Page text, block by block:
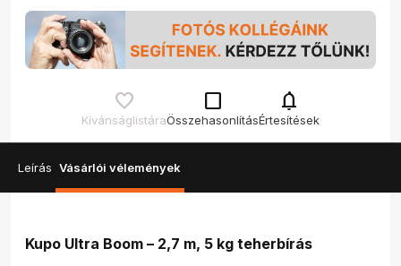
Kívánságlistára
check_box_outline_blank
Összehasonlítás
notifications
Értesítések
Leírás Vásárlói vélemények
Kupo Ultra Boom – 2,7 m, 5 kg teherbírás